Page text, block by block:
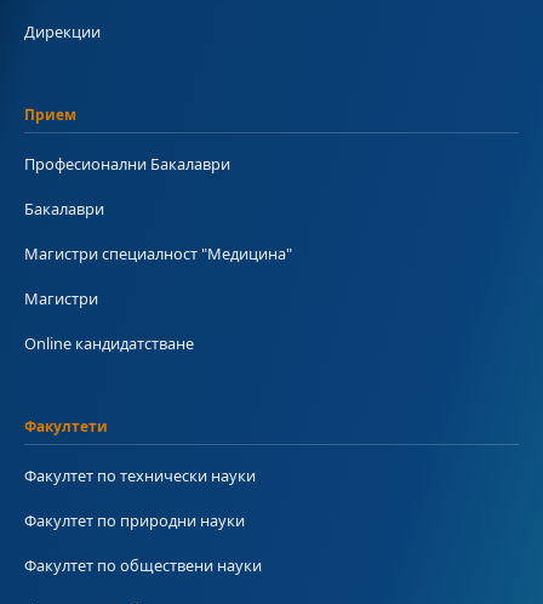
Дирекции
Прием
Професионални Бакалаври
Бакалаври
Магистри специалност "Медицина"
Магистри
Online кандидатстване
Факултети
Факултет по технически науки
Факултет по природни науки
Факултет по обществени науки